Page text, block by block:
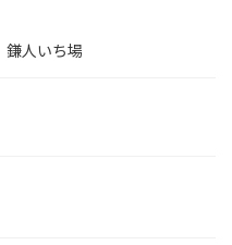
人いち場